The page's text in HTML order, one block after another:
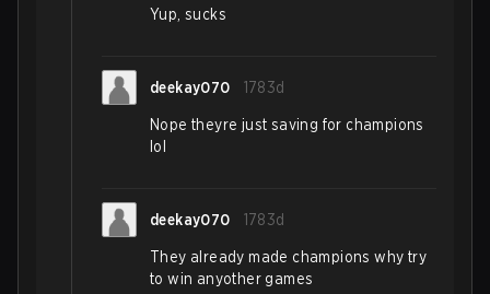
Yup, sucks
deekay070 1783d
Nope theyre just saving for champions
lol
deekay070 1783d
They already made champions why try
to win anyother games